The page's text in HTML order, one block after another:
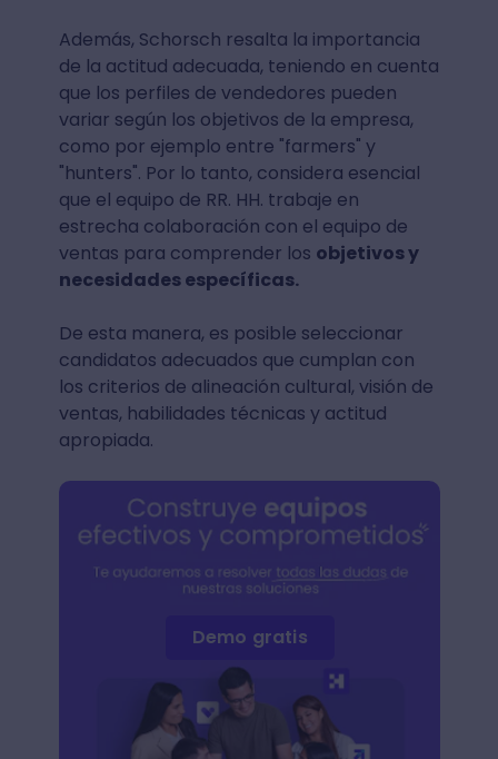
Además, Schorsch resalta la importancia
de la actitud adecuada, teniendo en cuenta
que los perfiles de vendedores pueden
variar según los objetivos de la empresa,
como por ejemplo entre "farmers" y
"hunters". Por lo tanto, considera esencial
que el equipo de RR. HH. trabaje en
estrecha colaboración con el equipo de
ventas para comprender los objetivos y
necesidades específicas.
De esta manera, es posible seleccionar
candidatos adecuados que cumplan con
los criterios de alineación cultural, visión de
ventas, habilidades técnicas y actitud
apropiada.
Demo gratis